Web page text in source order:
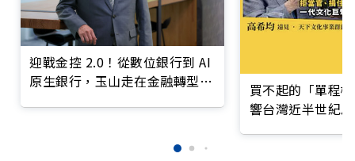
迎戰金控 2.0！從數位銀行到 AI
原生銀行，玉山走在金融轉型最
買不起的「單程
響台灣近半世紀